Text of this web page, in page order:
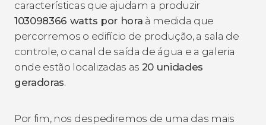
características que ajudam a produzir
103098366 watts por hora à medida que
percorremos o edifício de produção, a sala de
controle, o canal de saída de água e a galeria
onde estão localizadas as 20 unidades
geradoras.
Por fim, nos despediremos de uma das mais